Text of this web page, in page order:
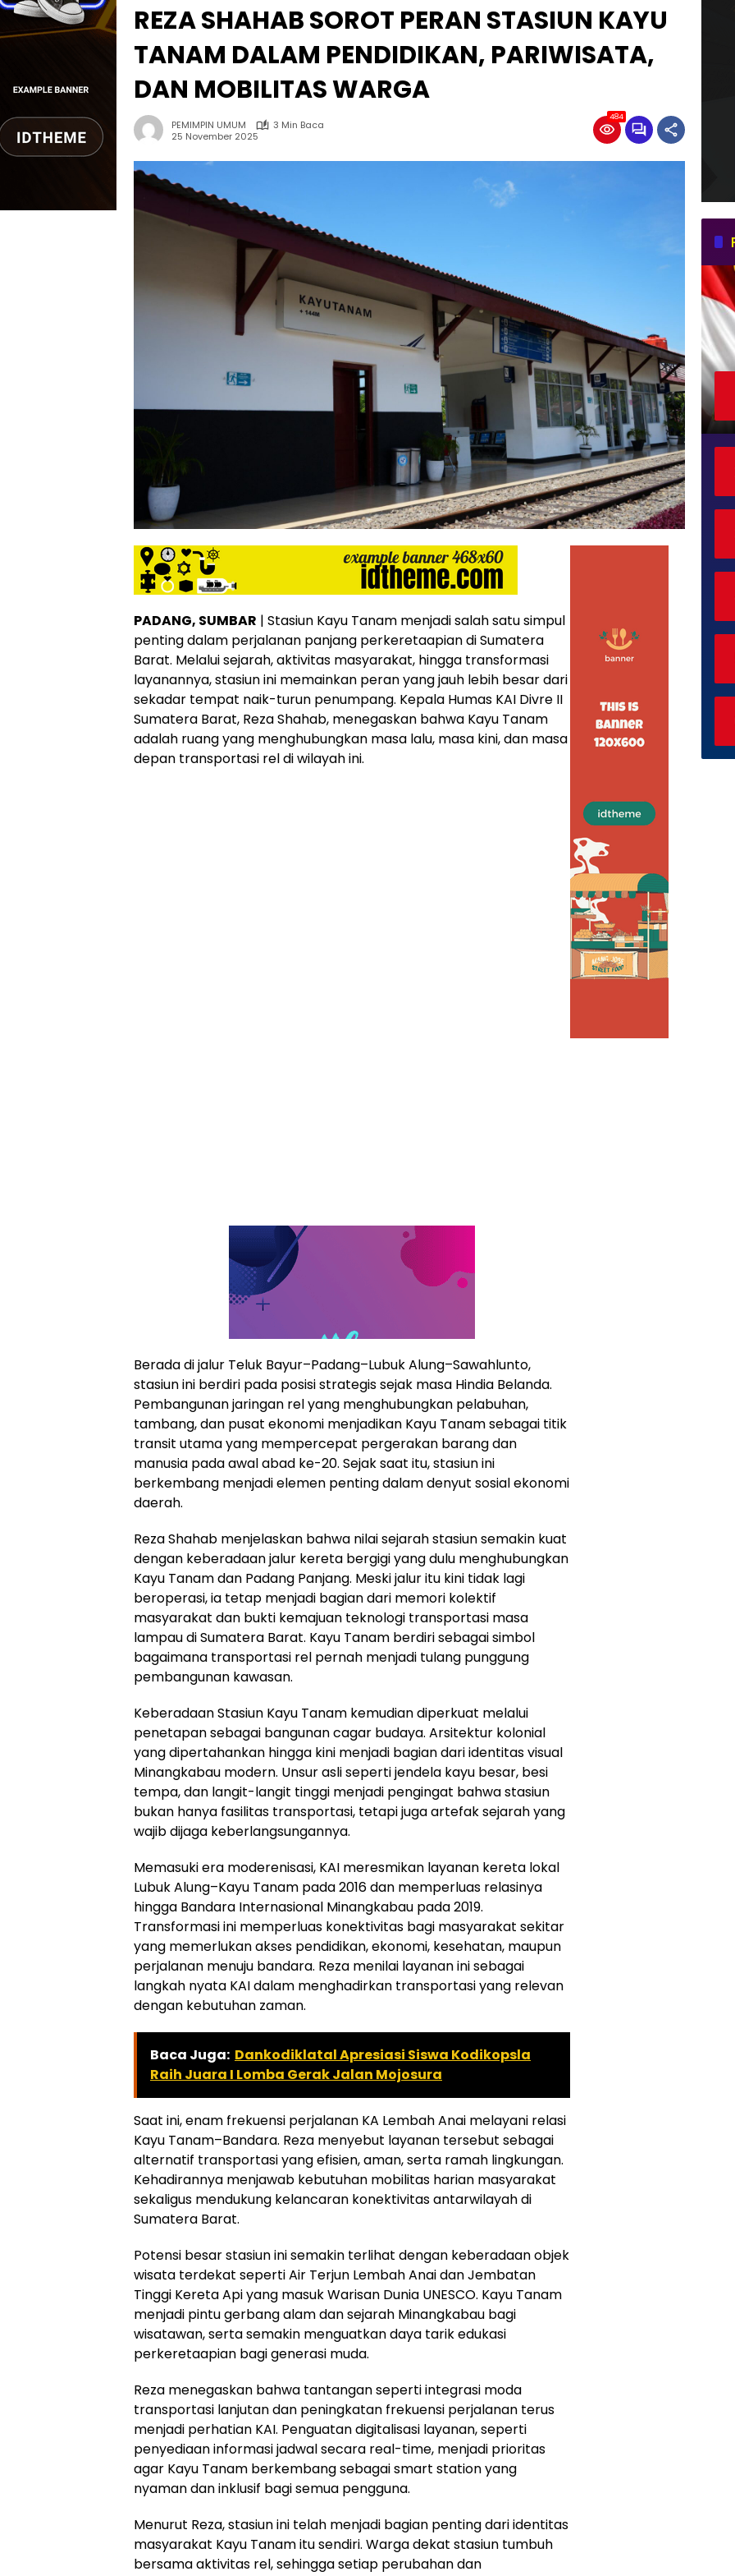
REZA SHAHAB SOROT PERAN STASIUN KAYU
TANAM DALAM PENDIDIKAN, PARIWISATA,
DAN MOBILITAS WARGA
PEMIMPIN UMUM
3 Min Baca
25 November 2025
484
PADANG, SUMBAR | Stasiun Kayu Tanam menjadi salah satu simpul
penting dalam perjalanan panjang perkeretaapian di Sumatera
Barat. Melalui sejarah, aktivitas masyarakat, hingga transformasi
layanannya, stasiun ini memainkan peran yang jauh lebih besar dari
sekadar tempat naik-turun penumpang. Kepala Humas KAI Divre II
Sumatera Barat, Reza Shahab, menegaskan bahwa Kayu Tanam
adalah ruang yang menghubungkan masa lalu, masa kini, dan masa
depan transportasi rel di wilayah ini.
Berada di jalur Teluk Bayur–Padang–Lubuk Alung–Sawahlunto,
stasiun ini berdiri pada posisi strategis sejak masa Hindia Belanda.
Pembangunan jaringan rel yang menghubungkan pelabuhan,
tambang, dan pusat ekonomi menjadikan Kayu Tanam sebagai titik
transit utama yang mempercepat pergerakan barang dan
manusia pada awal abad ke-20. Sejak saat itu, stasiun ini
berkembang menjadi elemen penting dalam denyut sosial ekonomi
daerah.
Reza Shahab menjelaskan bahwa nilai sejarah stasiun semakin kuat
dengan keberadaan jalur kereta bergigi yang dulu menghubungkan
Kayu Tanam dan Padang Panjang. Meski jalur itu kini tidak lagi
beroperasi, ia tetap menjadi bagian dari memori kolektif
masyarakat dan bukti kemajuan teknologi transportasi masa
lampau di Sumatera Barat. Kayu Tanam berdiri sebagai simbol
bagaimana transportasi rel pernah menjadi tulang punggung
pembangunan kawasan.
Keberadaan Stasiun Kayu Tanam kemudian diperkuat melalui
penetapan sebagai bangunan cagar budaya. Arsitektur kolonial
yang dipertahankan hingga kini menjadi bagian dari identitas visual
Minangkabau modern. Unsur asli seperti jendela kayu besar, besi
tempa, dan langit-langit tinggi menjadi pengingat bahwa stasiun
bukan hanya fasilitas transportasi, tetapi juga artefak sejarah yang
wajib dijaga keberlangsungannya.
Memasuki era moderenisasi, KAI meresmikan layanan kereta lokal
Lubuk Alung–Kayu Tanam pada 2016 dan memperluas relasinya
hingga Bandara Internasional Minangkabau pada 2019.
Transformasi ini memperluas konektivitas bagi masyarakat sekitar
yang memerlukan akses pendidikan, ekonomi, kesehatan, maupun
perjalanan menuju bandara. Reza menilai layanan ini sebagai
langkah nyata KAI dalam menghadirkan transportasi yang relevan
dengan kebutuhan zaman.
Baca Juga: Dankodiklatal Apresiasi Siswa Kodikopsla
Raih Juara I Lomba Gerak Jalan Mojosura
Saat ini, enam frekuensi perjalanan KA Lembah Anai melayani relasi
Kayu Tanam–Bandara. Reza menyebut layanan tersebut sebagai
alternatif transportasi yang efisien, aman, serta ramah lingkungan.
Kehadirannya menjawab kebutuhan mobilitas harian masyarakat
sekaligus mendukung kelancaran konektivitas antarwilayah di
Sumatera Barat.
Potensi besar stasiun ini semakin terlihat dengan keberadaan objek
wisata terdekat seperti Air Terjun Lembah Anai dan Jembatan
Tinggi Kereta Api yang masuk Warisan Dunia UNESCO. Kayu Tanam
menjadi pintu gerbang alam dan sejarah Minangkabau bagi
wisatawan, serta semakin menguatkan daya tarik edukasi
perkeretaapian bagi generasi muda.
Reza menegaskan bahwa tantangan seperti integrasi moda
transportasi lanjutan dan peningkatan frekuensi perjalanan terus
menjadi perhatian KAI. Penguatan digitalisasi layanan, seperti
penyediaan informasi jadwal secara real-time, menjadi prioritas
agar Kayu Tanam berkembang sebagai smart station yang
nyaman dan inklusif bagi semua pengguna.
Menurut Reza, stasiun ini telah menjadi bagian penting dari identitas
masyarakat Kayu Tanam itu sendiri. Warga dekat stasiun tumbuh
bersama aktivitas rel, sehingga setiap perubahan dan